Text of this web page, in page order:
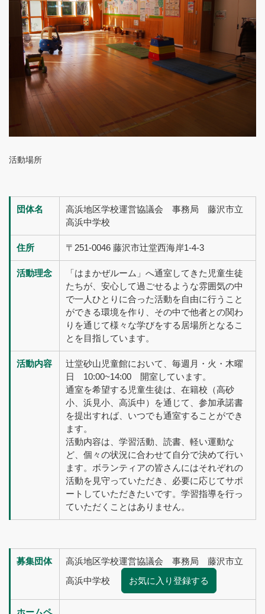
活動場所
団体名
高浜地区学校運営協議会 事務局 藤沢市立
高浜中学校
住所 〒251-0046 藤沢市辻堂西海岸1-4-3
活動理念
「はまかぜルーム」へ通室してきた児童生徒
たちが、安心して過ごせるような雰囲気の中
で一人ひとりに合った活動を自由に行うこと
ができる環境を作り、その中で他者との関わ
りを通じて様々な学びをする居場所となるこ
とを目指しています。
活動内容
辻堂砂山児童館において、毎週月・火・木曜
日 10:00~14:00 開室しています。
通室を希望する児童生徒は、在籍校（高砂
小、浜見小、高浜中）を通じて、参加承諾書
を提出すれば、いつでも通室することができ
ます。
活動内容は、学習活動、読書、軽い運動な
ど、個々の状況に合わせて自分で決めて行い
ます。ボランティアの皆さんにはそれぞれの
活動を見守っていただき、必要に応じてサポ
ートしていただきたいです。学習指導を行っ
ていただくことはありません。
募集団体
高浜地区学校運営協議会 事務局 藤沢市立
高浜中学校
お気に入り登録する
ホームペ